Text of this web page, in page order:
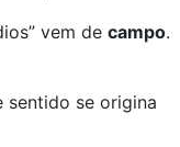
vem de campo.
sentido se origina